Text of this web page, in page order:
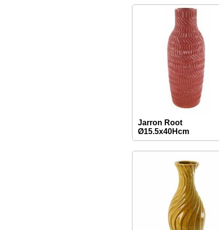
Jarron Root
Ø15.5x40Hcm